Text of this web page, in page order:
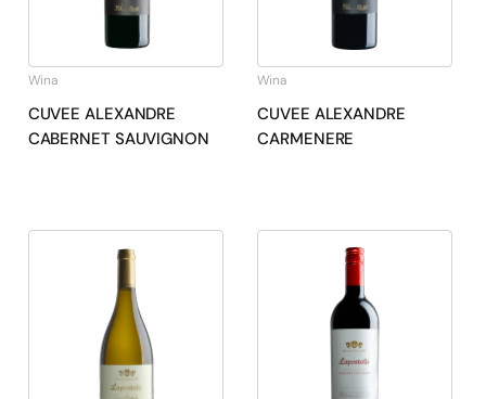
Wina
CUVEE ALEXANDRE
CABERNET SAUVIGNON
Wina
CUVEE ALEXANDRE
CARMENERE